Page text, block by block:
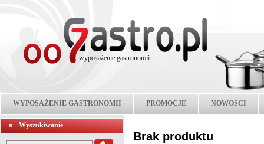
wyposażenie gastronomii
WYPOSAŻENIE GASTRONOMII PROMOCJE NOWOŚCI
Wyszukiwanie
Brak produktu